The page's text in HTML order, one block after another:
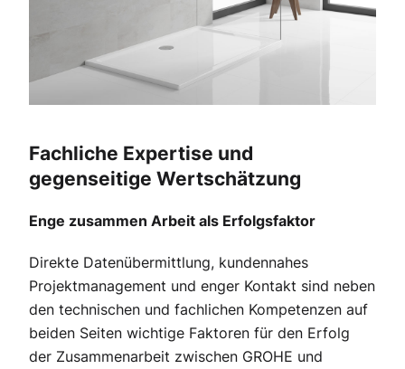
Fachliche Expertise und
gegenseitige Wertschätzung
Enge zusammen Arbeit als Erfolgsfaktor
Direkte Datenübermittlung, kundennahes
Projektmanagement und enger Kontakt sind neben
den technischen und fachlichen Kompetenzen auf
beiden Seiten wichtige Faktoren für den Erfolg
der Zusammenarbeit zwischen GROHE und